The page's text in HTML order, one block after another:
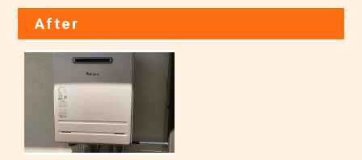
After